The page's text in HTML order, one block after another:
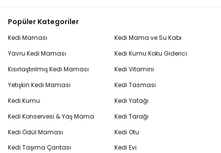
Popüler Kategoriler
Kedi Maması
Yavru Kedi Maması
Kısırlaştırılmış Kedi Maması
Yetişkin Kedi Maması
Kedi Kumu
Kedi Konservesi & Yaş Mama
Kedi Ödül Maması
Kedi Taşıma Çantası
Kedi Mama ve Su Kabı
Kedi Kumu Koku Giderici
Kedi Vitamini
Kedi Tasması
Kedi Yatağı
Kedi Tarağı
Kedi Otu
Kedi Evi